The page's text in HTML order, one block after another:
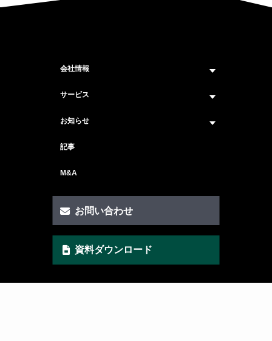
会社情報
企業情報トップ
サービス
サービス紹介 トップ
セキュリティ顧問サービス
脆弱性診断サービス
AI Securityサービス
お知らせ
ニュース トップ
記事
M&A
お問い合わせ
資料ダウンロード